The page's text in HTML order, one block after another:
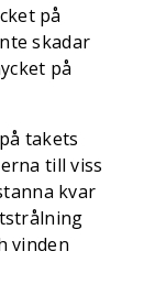
på
skadar
på
takets
till viss
kvar
vinden